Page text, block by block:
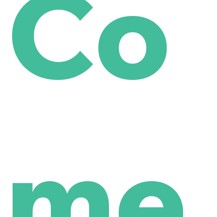
Co